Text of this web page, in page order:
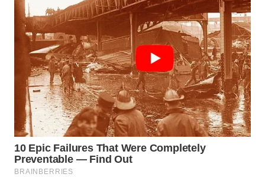
WAHANA
KONSUMEN
WAHANA
LISTRIK
WAHANA
TRAVEL
WAHANA
TV